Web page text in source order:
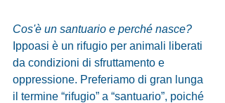
Cos'è un santuario e perché nasce?
Ippoasi è un rifugio per animali liberati
da condizioni di sfruttamento e
oppressione. Preferiamo di gran lunga
il termine “rifugio” a “santuario”, poiché